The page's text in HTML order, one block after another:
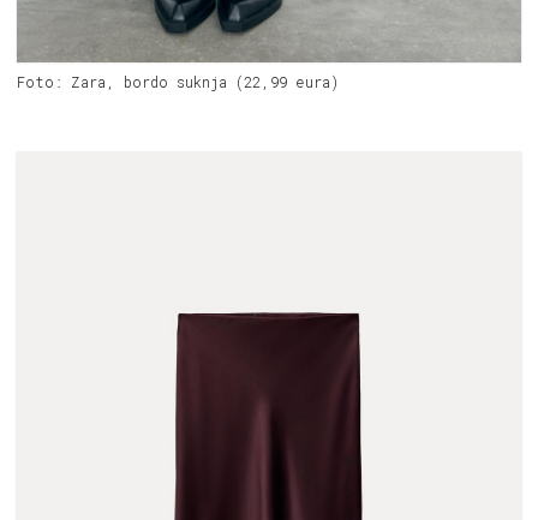
Foto: Zara, bordo suknja (22,99 eura)